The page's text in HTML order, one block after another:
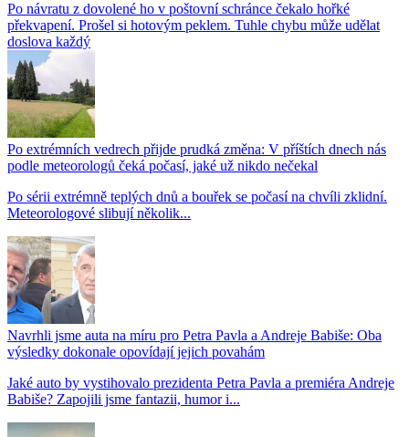
Po návratu z dovolené ho v poštovní schránce čekalo hořké
překvapení. Prošel si hotovým peklem. Tuhle chybu může udělat
doslova každý
Po extrémních vedrech přijde prudká změna: V příštích dnech nás
podle meteorologů čeká počasí, jaké už nikdo nečekal
Po sérii extrémně teplých dnů a bouřek se počasí na chvíli zklidní.
Meteorologové slibují několik...
Navrhli jsme auta na míru pro Petra Pavla a Andreje Babiše: Oba
výsledky dokonale opovídají jejich povahám
Jaké auto by vystihovalo prezidenta Petra Pavla a premiéra Andreje
Babiše? Zapojili jsme fantazii, humor i...